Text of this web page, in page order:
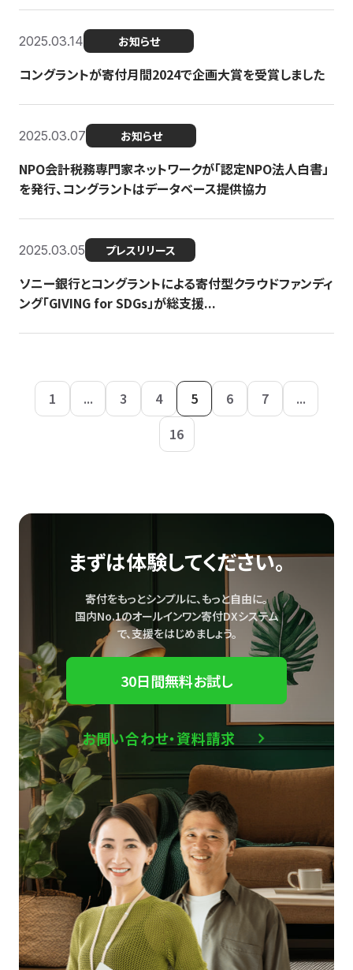
2025.03.14 お知らせ
コングラントが寄付月間2024で企画大賞を受賞しました
2025.03.07 お知らせ
NPO会計税務専門家ネットワークが「認定NPO法人白書」
を発行、コングラントはデータベース提供協力
2025.03.05 プレスリリース
ソニー銀行とコングラントによる寄付型クラウドファンディ
ング「GIVING for SDGs」が総支援...
1 ... 3 4 5 6 7
...
16
まずは体験してください。
寄付をもっとシンプルに、もっと自由に。
国内No.1のオールインワン寄付DXシステム
で、支援をはじめましょう。
30日間無料お試し
お問い合わせ・資料請求